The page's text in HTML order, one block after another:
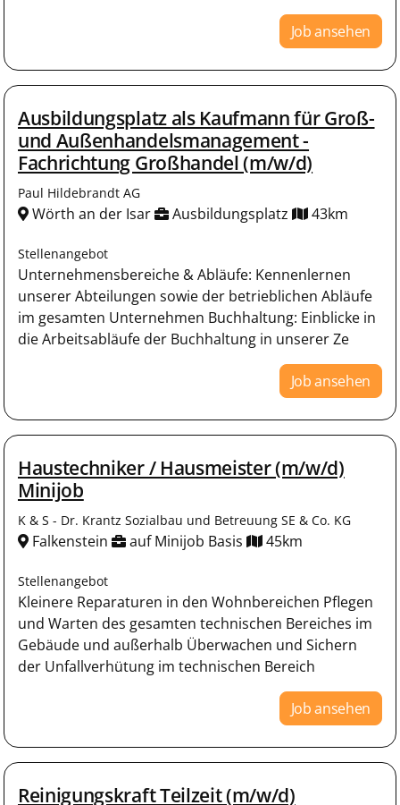
Job ansehen
Ausbildungsplatz als Kaufmann für Groß-
und Außenhandelsmanagement -
Fachrichtung Großhandel (m/w/d)
Paul Hildebrandt AG
Wörth an der Isar Ausbildungsplatz 43km
Stellenangebot
Unternehmensbereiche & Abläufe: Kennenlernen
unserer Abteilungen sowie der betrieblichen Abläufe
im gesamten Unternehmen Buchhaltung: Einblicke in
die Arbeitsabläufe der Buchhaltung in unserer Ze
Job ansehen
Haustechniker / Hausmeister (m/w/d)
Minijob
K & S - Dr. Krantz Sozialbau und Betreuung SE & Co. KG
Falkenstein auf Minijob Basis 45km
Stellenangebot
Kleinere Reparaturen in den Wohnbereichen Pflegen
und Warten des gesamten technischen Bereiches im
Gebäude und außerhalb Überwachen und Sichern
der Unfallverhütung im technischen Bereich
Job ansehen
Reinigungskraft Teilzeit (m/w/d)